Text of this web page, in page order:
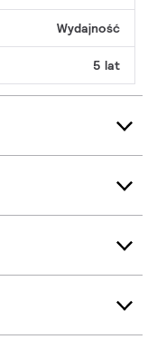
Wydajność
5 lat